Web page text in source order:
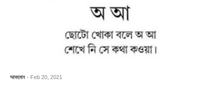
আবহমান - Feb 20, 2021